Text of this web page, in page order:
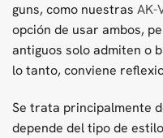
guns, como nuestras AK-
opción de usar ambos,
antiguos solo admiten o
lo tanto, conviene
Se trata principalmente
depende del tipo de